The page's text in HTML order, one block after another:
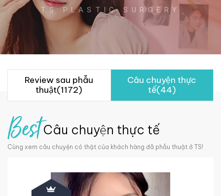
TS PLASTIC SURGERY
Review sau phẫu
thuật(1172)
Câu chuyện thực
tế(44)
Câu chuyện thực tế
Cùng xem câu chuyện có thật của khách hàng đã phẫu thuật ở TS!